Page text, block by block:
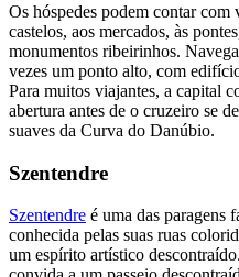
Os hóspedes podem contar com
castelos, aos mercados, às
monumentos ribeirinhos.
vezes um ponto alto, com
Para muitos viajantes, a capital
abertura antes de o cruzeiro se
suaves da Curva do Danúbio.
Szentendre
Szentendre é uma das paragens
conhecida pelas suas ruas
um espírito artístico